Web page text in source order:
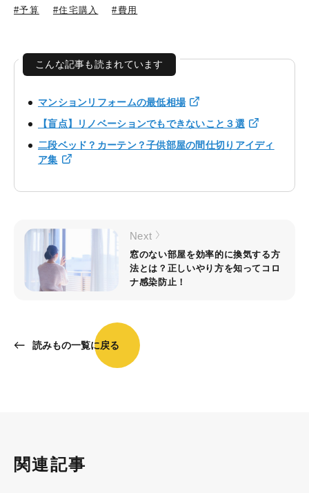
#予算 #住宅購入 #費用
こんな記事も読まれています
マンションリフォームの最低相場
【盲点】リノベーションでもできないこと３選
二段ベッド？カーテン？子供部屋の間仕切りアイディ
ア集
読みもの一覧に戻る
Next
窓のない部屋を効率的に換気する方
法とは？正しいやり方を知ってコロ
ナ感染防止！
関連記事